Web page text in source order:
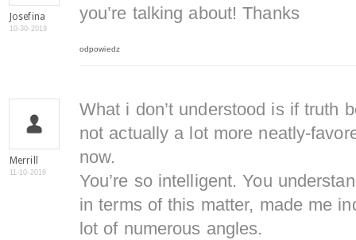
Josefina
10-30-2019
you’re talking about! Thanks
odpowiedz
Merrill
11-10-2019
What i don’t understood is if truth
not actually a lot more neatly-
now.
You’re so intelligent. You
in terms of this matter, made me
lot of numerous angles.